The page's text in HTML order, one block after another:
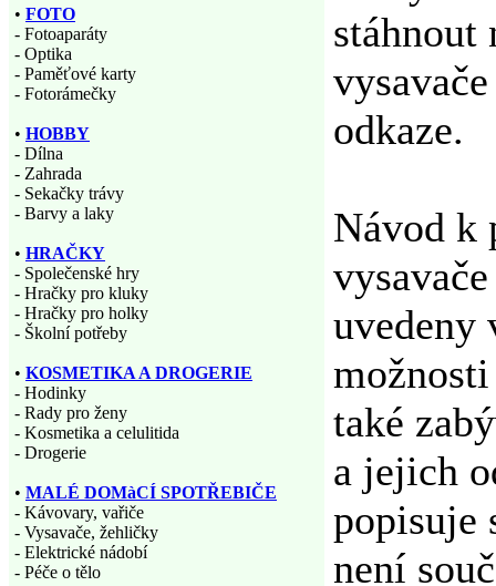
stáhnout
odkaze.
Návod k
uvedeny
také
a jejich
popisuje
není
• FOTO
- Fotoaparáty
- Optika
- Paměťové karty
- Fotorámečky
• HOBBY
- Dílna
- Zahrada
- Sekačky trávy
- Barvy a laky
• HRAČKY
- Společenské hry
- Hračky pro kluky
- Hračky pro holky
- Školní potřeby
• KOSMETIKA A DROGERIE
- Hodinky
- Rady pro ženy
- Kosmetika a celulitida
- Drogerie
• MALÉ DOMàCÍ SPOTŘEBIČE
- Kávovary, vařiče
- Vysavače, žehličky
- Elektrické nádobí
- Péče o tělo